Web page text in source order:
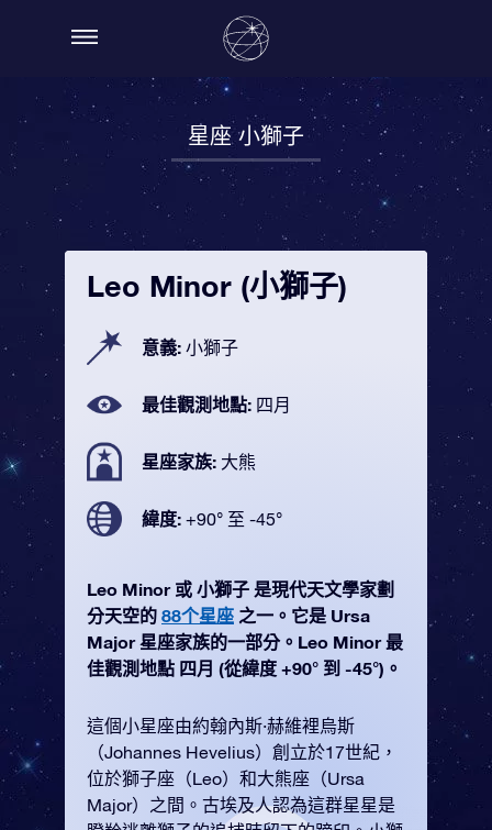
星座 小獅子
Leo Minor (小獅子)
意義: 小獅子
最佳觀測地點: 四月
星座家族: 大熊
緯度: +90° 至 -45°
Leo Minor 或 小獅子 是現代天文學家劃
分天空的 88个星座 之一。它是 Ursa
Major 星座家族的一部分。Leo Minor 最
佳觀測地點 四月 (從緯度 +90° 到 -45°)。
這個小星座由約翰內斯·赫維裡烏斯
（Johannes Hevelius）創立於17世紀，
位於獅子座（Leo）和大熊座（Ursa
Major）之間。古埃及人認為這群星星是